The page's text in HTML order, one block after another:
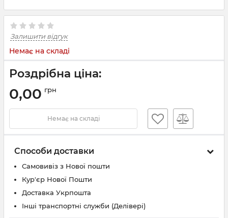
Залишити відгук
Немає на складі
Роздрібна ціна:
0,00 грн
Немає на складі
Способи доставки
Самовивіз з Нової пошти
Кур'єр Нової Пошти
Доставка Укрпошта
Інші транспортні служби (Делівері)